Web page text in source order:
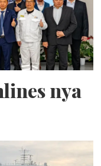
nya